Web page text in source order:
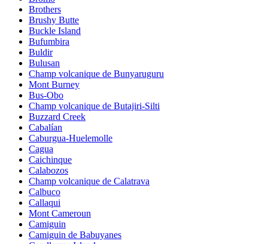
Brothers
Brushy Butte
Buckle Island
Bufumbira
Buldir
Bulusan
Champ volcanique de Bunyaruguru
Mont Burney
Bus-Obo
Champ volcanique de Butajiri-Silti
Buzzard Creek
Cabalían
Caburgua-Huelemolle
Cagua
Caichinque
Calabozos
Champ volcanique de Calatrava
Calbuco
Callaqui
Mont Cameroun
Camiguin
Camiguin de Babuyanes